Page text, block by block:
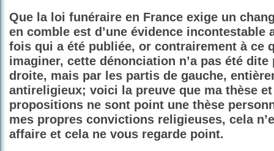
Que la loi funéraire en France exige un
en comble est d’une évidence incontestable
fois qui a été publiée, or contrairement à ce
imaginer, cette dénonciation n’a pas été
droite, mais par les partis de gauche,
antireligieux; voici la preuve que ma thèse
propositions ne sont point une thèse
mes propres convictions religieuses, cela
affaire et cela ne vous regarde point.